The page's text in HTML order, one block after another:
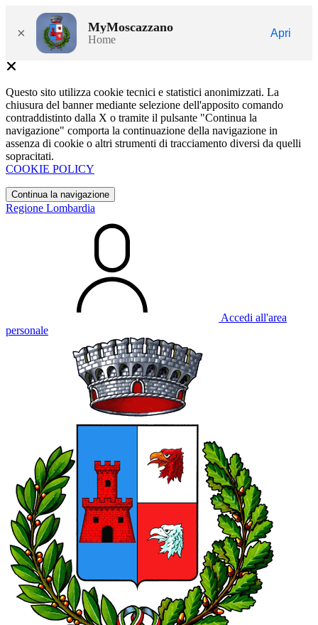
× MyMoscazzano
Home
Apri
Questo sito utilizza cookie tecnici e statistici anonimizzati. La
chiusura del banner mediante selezione dell'apposito comando
contraddistinto dalla X o tramite il pulsante "Continua la
navigazione" comporta la continuazione della navigazione in
assenza di cookie o altri strumenti di tracciamento diversi da quelli
sopracitati.
COOKIE POLICY
Continua la navigazione
Regione Lombardia
Accedi all'area
personale